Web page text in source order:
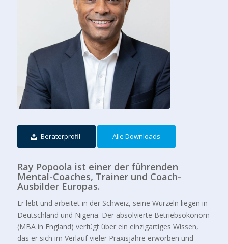
Ray Popoola
Beraterprofil Alle Downloads
Ray Popoola ist einer der führenden
Mental-Coaches, Trainer und Coach-
Ausbilder Europas.
Er lebt und arbeitet in der Schweiz, seine Wurzeln liegen in
Deutschland und Nigeria. Der absolvierte Betriebsökonom
(MBA in England) verfügt über ein einzigartiges Wissen,
das er sich im Verlauf vieler Praxisjahre erworben und